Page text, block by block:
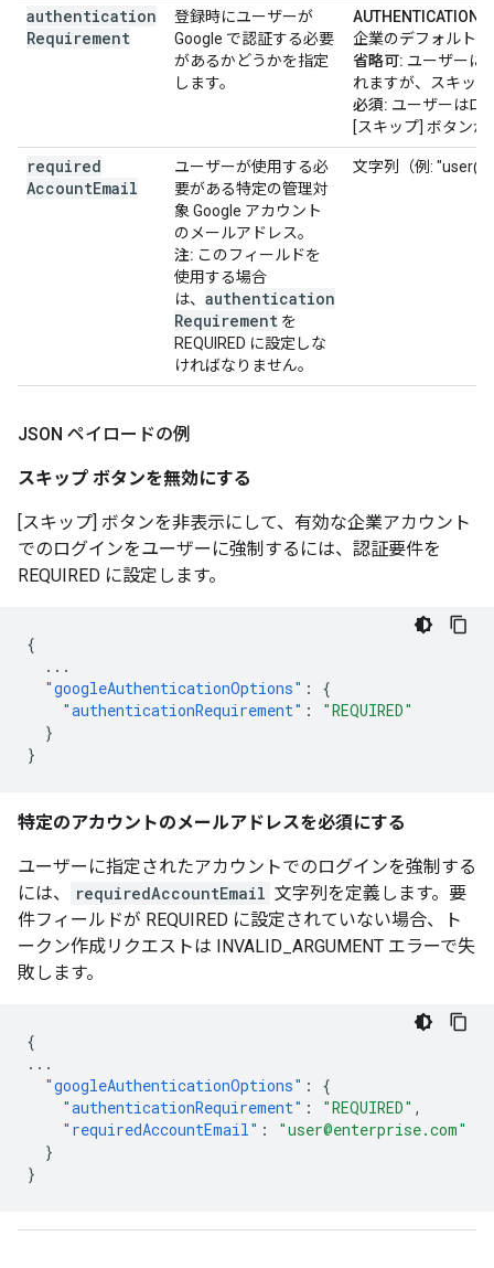
authentication
Requirement
登録時にユーザーが
Google で認証する必要
があるかどうかを指定
します。
企業のデフォルト
省略可: ユーザーに
れますが、スキッ
必須: ユーザーはロ
[スキップ] ボタン
required
AccountEmail
ユーザーが使用する必
要がある特定の管理対
象 Google アカウント
のメールアドレス。
注: このフィールドを
使用する場合
は、 authentication
Requirement を
REQUIRED に設定しな
ければなりません。
文字列（例:
JSON ペイロードの例
スキップ ボタンを無効にする
[スキップ] ボタンを非表示にして、有効な企業アカウント
でのログインをユーザーに強制するには、認証要件を
REQUIRED に設定します。
{
...
"googleAuthenticationOptions" :
{
"authenticationRequirement" :
"REQUIRED"
}
}
特定のアカウントのメールアドレスを必須にする
ユーザーに指定されたアカウントでのログインを強制する
には、
requiredAccountEmail 文字列を定義します。要
件フィールドが REQUIRED に設定されていない場合、ト
ークン作成リクエストは INVALID_ARGUMENT エラーで失
敗します。
{
...
"googleAuthenticationOptions" :
{
"authenticationRequirement" : "REQUIRED" ,
"requiredAccountEmail" :
"user@enterprise.com"
}
}